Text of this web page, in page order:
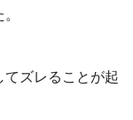
ズレることが起